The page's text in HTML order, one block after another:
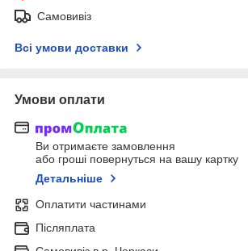
Самовивіз
Всі умови доставки
Умови оплати
Ви отримаєте замовлення
або гроші повернуться на вашу картку
Детальніше
Оплатити частинами
Післяплата